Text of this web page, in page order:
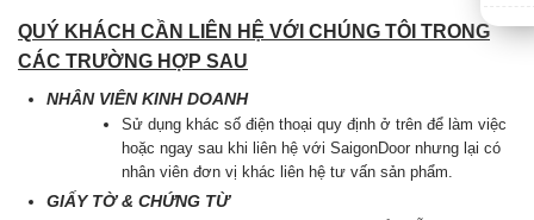
QUÝ KHÁCH CẦN LIÊN HỆ VỚI CHÚNG TÔI TRONG
CÁC TRƯỜNG HỢP SAU
NHÂN VIÊN KINH DOANH
Sử dụng khác số điện thoại quy định ở trên để làm việc
hoặc ngay sau khi liên hệ với SaigonDoor nhưng lại có
nhân viên đơn vị khác liên hệ tư vấn sản phẩm.
GIẤY TỜ & CHỨNG TỪ